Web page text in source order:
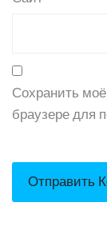
Сохранить
браузере для